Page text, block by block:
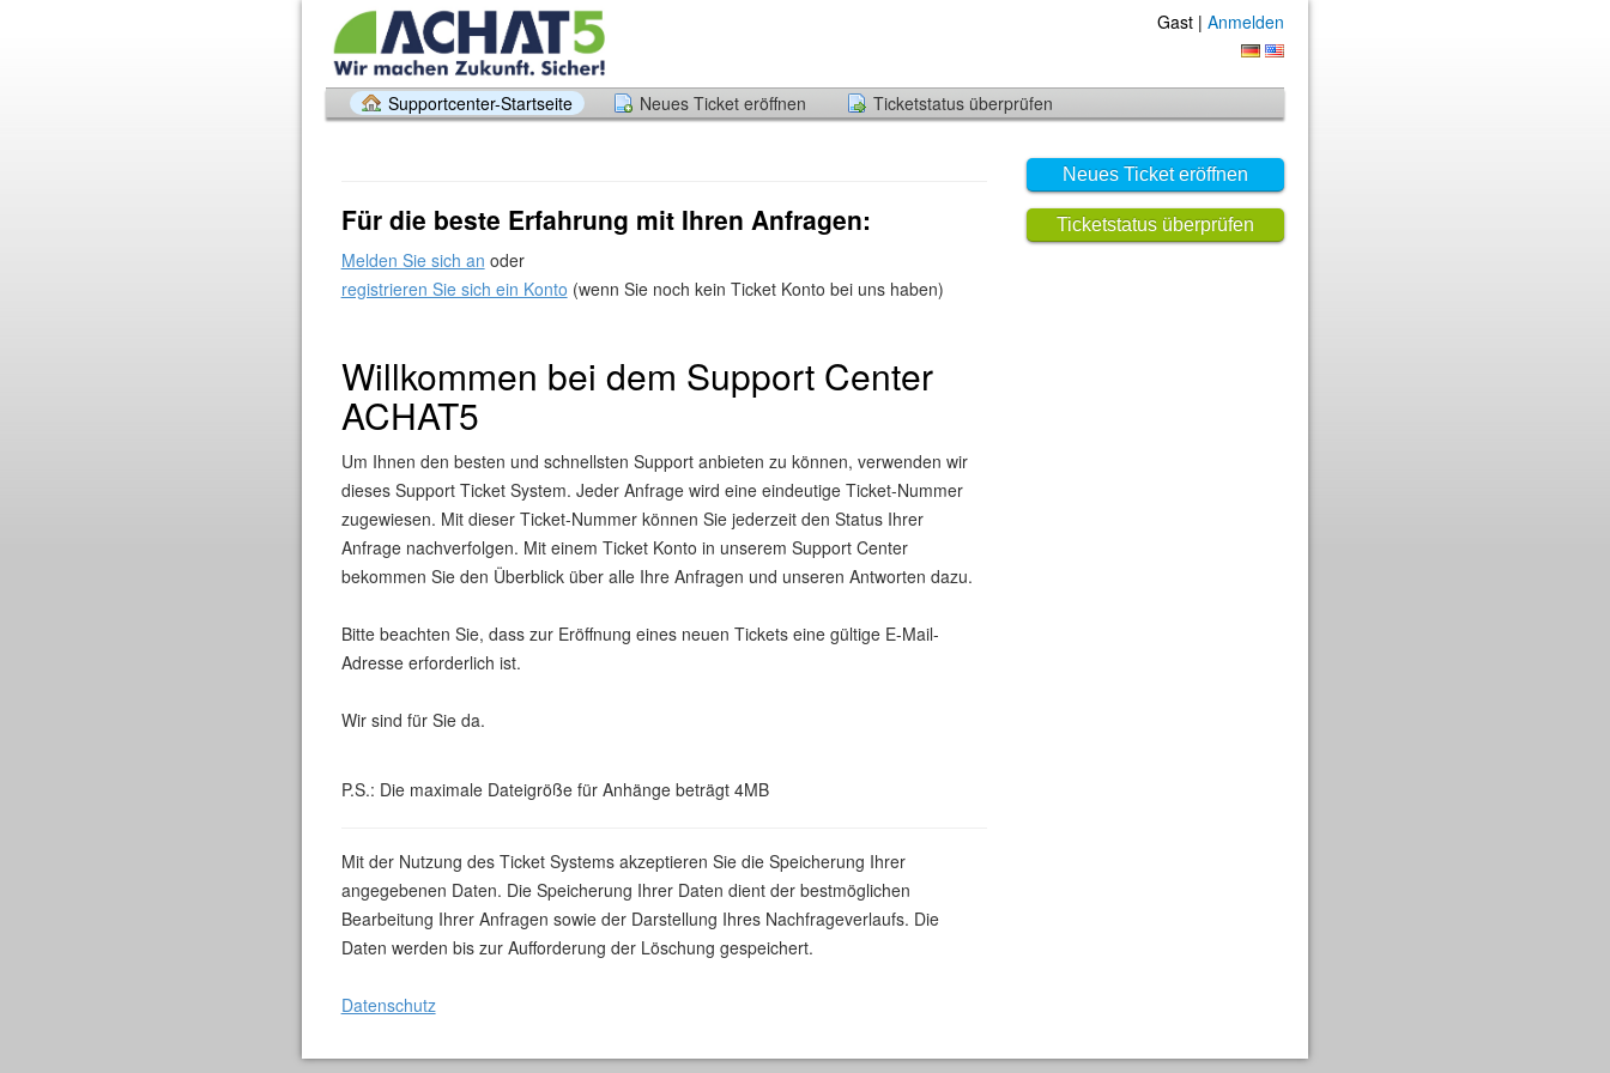
Gast | Anmelden
Supportcenter-Startseite Neues Ticket eröffnen Ticketstatus überprüfen
Neues Ticket eröffnen
Ticketstatus überprüfen
Für die beste Erfahrung mit Ihren Anfragen:
Melden Sie sich an oder
registrieren Sie sich ein Konto (wenn Sie noch kein Ticket Konto bei uns haben)
Willkommen bei dem Support Center
ACHAT5
Um Ihnen den besten und schnellsten Support anbieten zu können, verwenden wir
dieses Support Ticket System. Jeder Anfrage wird eine eindeutige Ticket-Nummer
zugewiesen. Mit dieser Ticket-Nummer können Sie jederzeit den Status Ihrer
Anfrage nachverfolgen. Mit einem Ticket Konto in unserem Support Center
bekommen Sie den Überblick über alle Ihre Anfragen und unseren Antworten dazu.
Bitte beachten Sie, dass zur Eröffnung eines neuen Tickets eine gültige E-Mail-
Adresse erforderlich ist.
Wir sind für Sie da.
P.S.: Die maximale Dateigröße für Anhänge beträgt 4MB
Mit der Nutzung des Ticket Systems akzeptieren Sie die Speicherung Ihrer
angegebenen Daten. Die Speicherung Ihrer Daten dient der bestmöglichen
Bearbeitung Ihrer Anfragen sowie der Darstellung Ihres Nachfrageverlaufs. Die
Daten werden bis zur Aufforderung der Löschung gespeichert.
Datenschutz